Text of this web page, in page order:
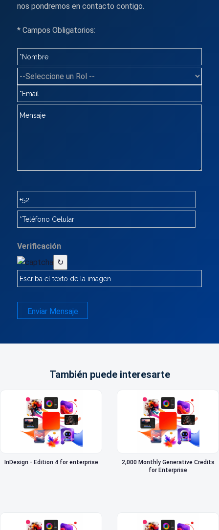
nos pondremos en contacto contigo.
* Campos Obligatorios:
Verificación
↻
Enviar Mensaje
También puede interesarte
InDesign - Edition 4 for enterprise
2,000 Monthly Generative Credits
for Enterprise